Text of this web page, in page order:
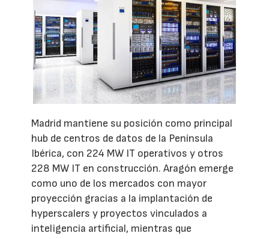
Madrid mantiene su posición como principal
hub de centros de datos de la Península
Ibérica, con 224 MW IT operativos y otros
228 MW IT en construcción. Aragón emerge
como uno de los mercados con mayor
proyección gracias a la implantación de
hyperscalers y proyectos vinculados a
inteligencia artificial, mientras que